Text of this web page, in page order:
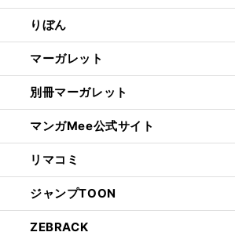
りぼん
マーガレット
別冊マーガレット
マンガMee公式サイト
リマコミ
ジャンプTOON
ZEBRACK